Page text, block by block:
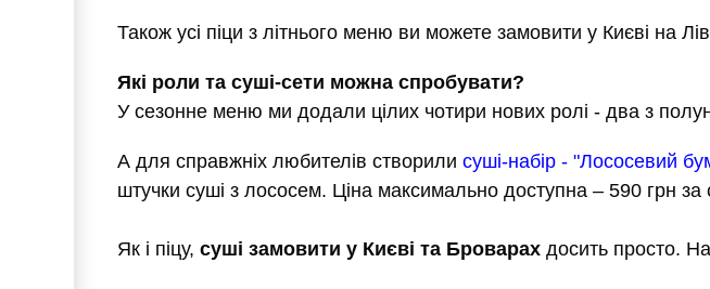
Також усі піци з літнього меню ви можете замовити у Києві на
Які роли та суші-сети можна спробувати?
У сезонне меню ми додали цілих чотири нових ролі - два з
А для справжніх любителів створили суші-набір - "Лососевий
штучки суші з лососем. Ціна максимально доступна – 590 грн за
Як і піцу, суші замовити у Києві та Броварах досить просто.